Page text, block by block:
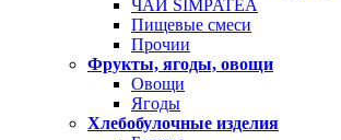
ЧАЙ SIMPATEA
Пищевые смеси
Прочии
Фрукты, ягоды, овощи
Овощи
Ягоды
Хлебобулочные изделия